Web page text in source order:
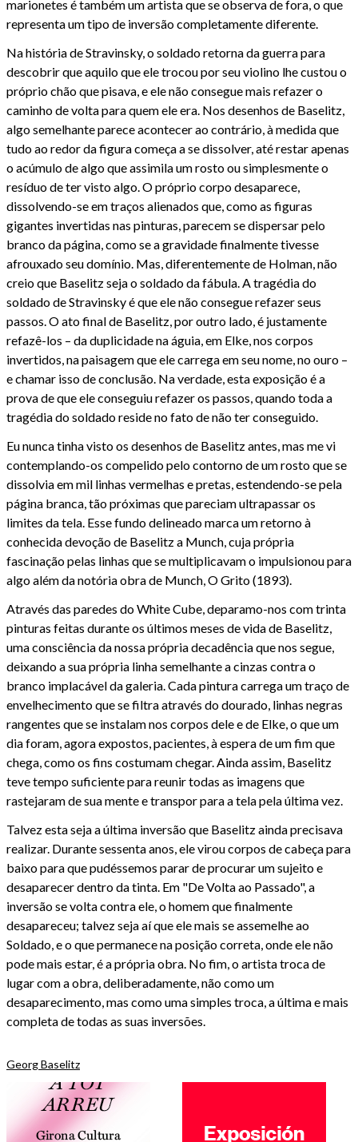
marionetes é também um artista que se observa de fora, o que
representa um tipo de inversão completamente diferente.
Na história de Stravinsky, o soldado retorna da guerra para
descobrir que aquilo que ele trocou por seu violino lhe custou o
próprio chão que pisava, e ele não consegue mais refazer o
caminho de volta para quem ele era. Nos desenhos de Baselitz,
algo semelhante parece acontecer ao contrário, à medida que
tudo ao redor da figura começa a se dissolver, até restar apenas
o acúmulo de algo que assimila um rosto ou simplesmente o
resíduo de ter visto algo. O próprio corpo desaparece,
dissolvendo-se em traços alienados que, como as figuras
gigantes invertidas nas pinturas, parecem se dispersar pelo
branco da página, como se a gravidade finalmente tivesse
afrouxado seu domínio. Mas, diferentemente de Holman, não
creio que Baselitz seja o soldado da fábula. A tragédia do
soldado de Stravinsky é que ele não consegue refazer seus
passos. O ato final de Baselitz, por outro lado, é justamente
refazê-los – da duplicidade na águia, em Elke, nos corpos
invertidos, na paisagem que ele carrega em seu nome, no ouro –
e chamar isso de conclusão. Na verdade, esta exposição é a
prova de que ele conseguiu refazer os passos, quando toda a
tragédia do soldado reside no fato de não ter conseguido.
Eu nunca tinha visto os desenhos de Baselitz antes, mas me vi
contemplando-os compelido pelo contorno de um rosto que se
dissolvia em mil linhas vermelhas e pretas, estendendo-se pela
página branca, tão próximas que pareciam ultrapassar os
limites da tela. Esse fundo delineado marca um retorno à
conhecida devoção de Baselitz a Munch, cuja própria
fascinação pelas linhas que se multiplicavam o impulsionou para
algo além da notória obra de Munch, O Grito (1893).
Através das paredes do White Cube, deparamo-nos com trinta
pinturas feitas durante os últimos meses de vida de Baselitz,
uma consciência da nossa própria decadência que nos segue,
deixando a sua própria linha semelhante a cinzas contra o
branco implacável da galeria. Cada pintura carrega um traço de
envelhecimento que se filtra através do dourado, linhas negras
rangentes que se instalam nos corpos dele e de Elke, o que um
dia foram, agora expostos, pacientes, à espera de um fim que
chega, como os fins costumam chegar. Ainda assim, Baselitz
teve tempo suficiente para reunir todas as imagens que
rastejaram de sua mente e transpor para a tela pela última vez.
Talvez esta seja a última inversão que Baselitz ainda precisava
realizar. Durante sessenta anos, ele virou corpos de cabeça para
baixo para que pudéssemos parar de procurar um sujeito e
desaparecer dentro da tinta. Em "De Volta ao Passado", a
inversão se volta contra ele, o homem que finalmente
desapareceu; talvez seja aí que ele mais se assemelhe ao
Soldado, e o que permanece na posição correta, onde ele não
pode mais estar, é a própria obra. No fim, o artista troca de
lugar com a obra, deliberadamente, não como um
desaparecimento, mas como uma simples troca, a última e mais
completa de todas as suas inversões.
Georg Baselitz